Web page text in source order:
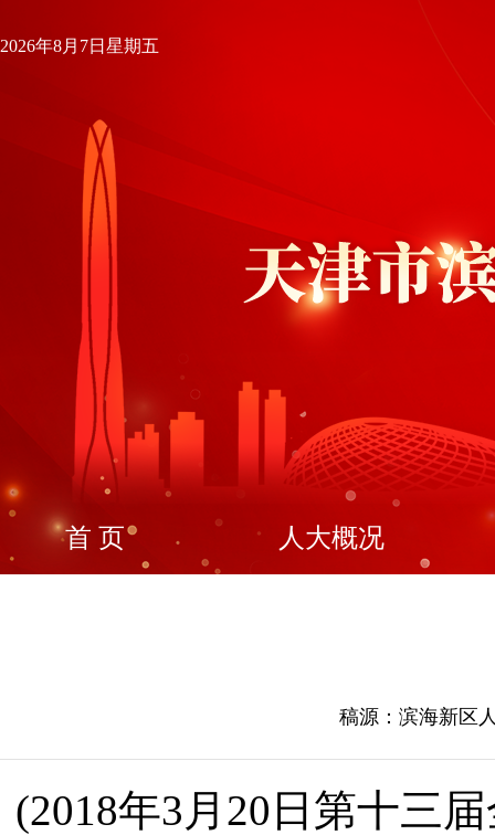
2026年8月7日星期五
首 页 人大概况
稿源：滨海新
(2018年3月20日第十三